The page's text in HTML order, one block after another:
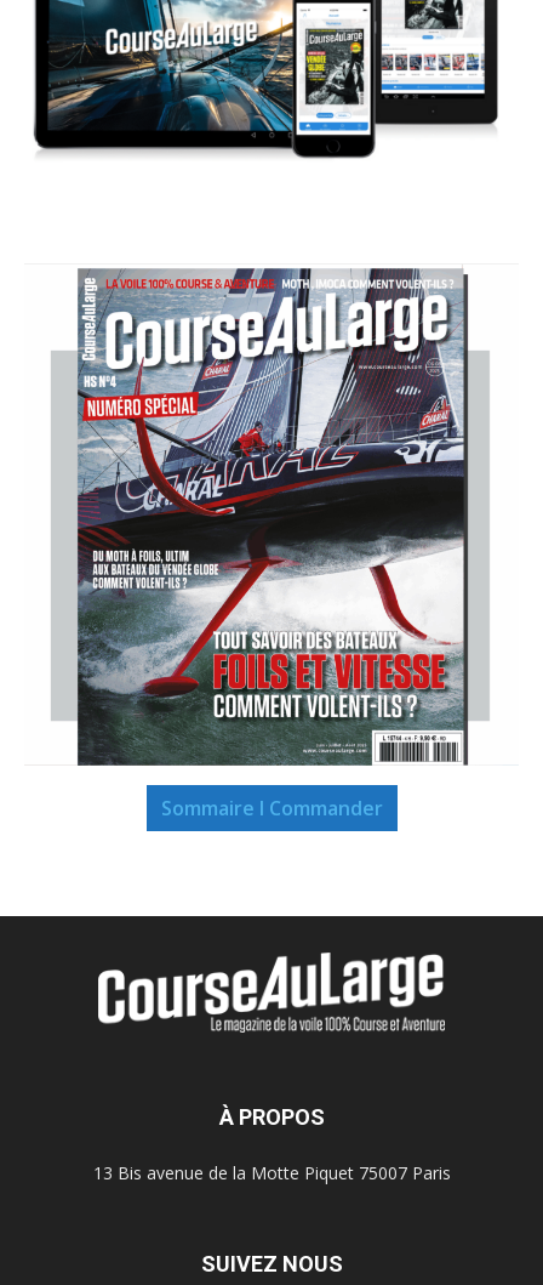
Sommaire I Commander
À PROPOS
13 Bis avenue de la Motte Piquet 75007 Paris
SUIVEZ NOUS